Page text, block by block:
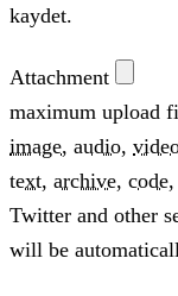
kaydet.
Attachment
maximum upload
image, audio,
text, archive, code,
Twitter and other
will be